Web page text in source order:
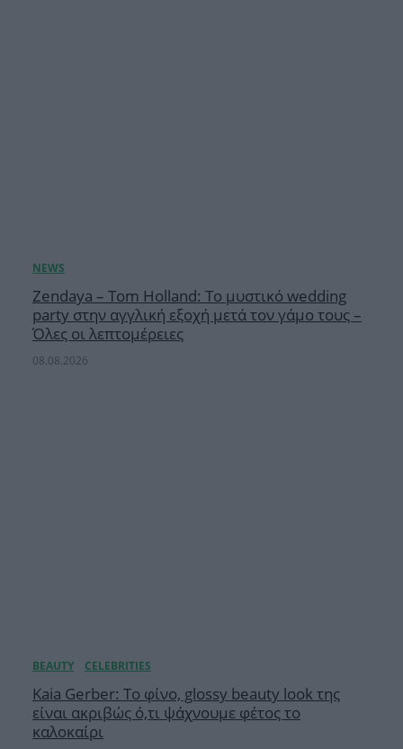
Zendaya – Tom Holland: Το μυστικό wedding
party στην αγγλική εξοχή μετά τον γάμο τους –
Όλες οι λεπτομέρειες
08.08.2026
Κaia Gerber: Το φίνο, glossy beauty look της
είναι ακριβώς ό,τι ψάχνουμε φέτος το
καλοκαίρι